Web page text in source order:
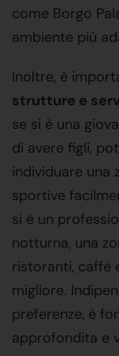
come Borgo
ambiente più
Inoltre, è
strutture e
se si è una
di avere figli,
individuare una
sportive
si è un
notturna, una
ristoranti, caffè
migliore.
preferenze, è
approfondita e